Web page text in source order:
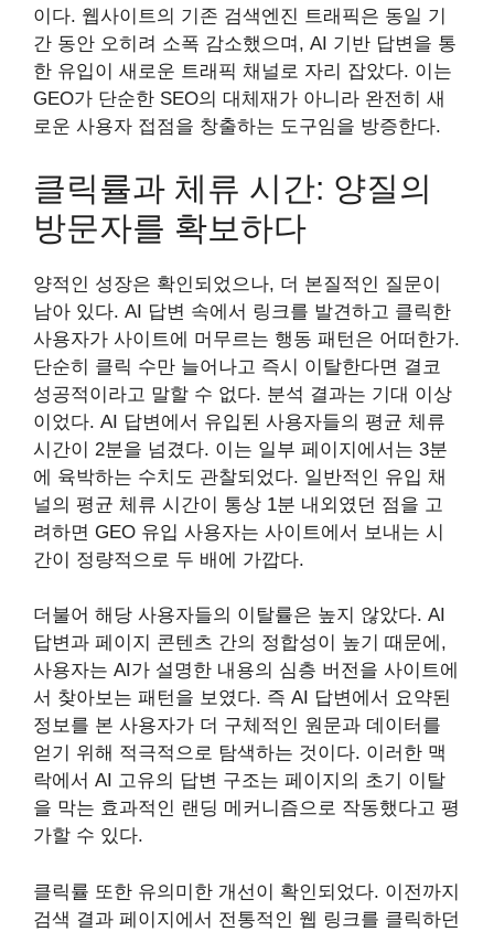
이다. 웹사이트의 기존 검색엔진 트래픽은 동일 기
간 동안 오히려 소폭 감소했으며, AI 기반 답변을 통
한 유입이 새로운 트래픽 채널로 자리 잡았다. 이는
GEO가 단순한 SEO의 대체재가 아니라 완전히 새
로운 사용자 접점을 창출하는 도구임을 방증한다.
클릭률과 체류 시간: 양질의
방문자를 확보하다
양적인 성장은 확인되었으나, 더 본질적인 질문이
남아 있다. AI 답변 속에서 링크를 발견하고 클릭한
사용자가 사이트에 머무르는 행동 패턴은 어떠한가.
단순히 클릭 수만 늘어나고 즉시 이탈한다면 결코
성공적이라고 말할 수 없다. 분석 결과는 기대 이상
이었다. AI 답변에서 유입된 사용자들의 평균 체류
시간이 2분을 넘겼다. 이는 일부 페이지에서는 3분
에 육박하는 수치도 관찰되었다. 일반적인 유입 채
널의 평균 체류 시간이 통상 1분 내외였던 점을 고
려하면 GEO 유입 사용자는 사이트에서 보내는 시
간이 정량적으로 두 배에 가깝다.
더불어 해당 사용자들의 이탈률은 높지 않았다. AI
답변과 페이지 콘텐츠 간의 정합성이 높기 때문에,
사용자는 AI가 설명한 내용의 심층 버전을 사이트에
서 찾아보는 패턴을 보였다. 즉 AI 답변에서 요약된
정보를 본 사용자가 더 구체적인 원문과 데이터를
얻기 위해 적극적으로 탐색하는 것이다. 이러한 맥
락에서 AI 고유의 답변 구조는 페이지의 초기 이탈
을 막는 효과적인 랜딩 메커니즘으로 작동했다고 평
가할 수 있다.
클릭률 또한 유의미한 개선이 확인되었다. 이전까지
검색 결과 페이지에서 전통적인 웹 링크를 클릭하던